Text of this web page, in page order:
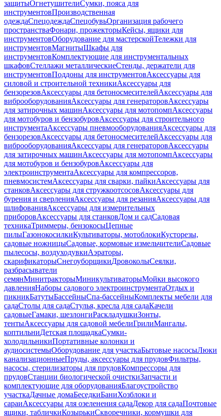
защитыОгнетушителиСумки, пояса для
инструментовПроизводственная
одеждаСпецодеждаСпецобувьОрганизация рабочего
пространстваФонари, прожекторыКейсы, ящики для
инструментовОборудование для мастерскойТележки для
инструментовМагнитыШкафы для
инструментовКомплектующие для инструментальных
шкафовСтеллажи металлическиеСтенды, держатели для
инструментовПоддоны для инструментовАксессуары для
силовой и строительной техникиАксессуары для
бензорезовАксессуары для бетоносмесителейАксессуары для
виброоборудованияАксессуары для генераторовАксессуары
для затирочных машинАксессуары для мотопомпАксессуары
для мотобуров и бензобуровАксессуары для строительного
инструментаАксессуары пневмооборудованияАксессуары для
бензорезовАксессуары для бетоносмесителейАксессуары для
виброоборудованияАксессуары для генераторовАксессуары
для затирочных машинАксессуары для мотопомпАксессуары
для мотобуров и бензобуровАксессуары для
электроинструментаАксессуары для компрессоров,
пневмосистемАксессуары для сварки, пайкиАксессуары для
станковАксессуары для стружкоотсосовАксессуары для
бурения и сверленияАксессуары для резанияАксессуары для
шлифованияАксессуары для измерительных
приборовАксессуары для станковДом и садСадовая
техникаТриммеры, бензокосыЦепные
пилыГазонокосилкиКультиваторы, мотоблокиКусторезы,
садовые ножницыСадовые, кормовые измельчителиСадовые
пылесосы, воздуходувкиАэраторы,
скарификаторыСнегоуборщикиДровоколыСеялки,
разбрасыватели
семянМинитракторыМиникультиваторыМойки высокого
давленияНаборы садового электроинструментаОтдых и
пикникБатутыБассейныСпа-бассейныКомплекты мебели для
садаСтолы для садаСтулья, кресла для садаКачели
садовыеГамаки, шезлонгиРаскладушкиЗонты,
тентыАксессуары для садовой мебелиГрилиМангалы,
коптильниДетская площадкаСумки-
холодильникиПортативные колонки и
аудиосистемыОборудование для участкаБытовые насосыЛюки
канализационныеПруды, аксессуары для прудовФильтры,
насосы, стерилизаторы для прудовКомпрессоры для
прудовСтанции биологической очисткиЗапчасти и
комплектующие для оборудованияБлагоустройство
участкаДачные домаБеседкиБаниХозблоки и
сараиАксессуары для озеленения садаДекор для садаПочтовые
ящики, табличкиКозырькиСкворечники, кормушки для